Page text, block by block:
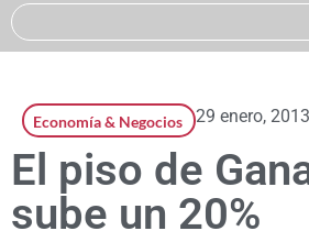
Economía & Negocios 29 enero, 2013
El piso de
sube un 20%